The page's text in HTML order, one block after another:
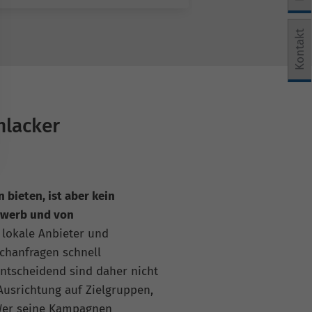
bieten, ist aber kein
und von
Anbieter und
schnell
sind daher nicht
auf Zielgruppen,
seine Kampagnen
Kontakt
erteilt werden kann. Die erste Service-